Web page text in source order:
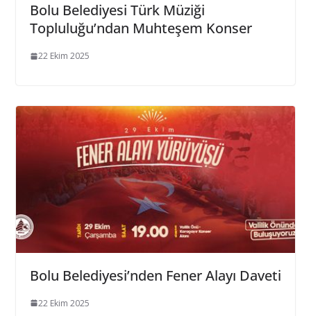
Bolu Belediyesi Türk Müziği
Topluluğu’ndan Muhteşem Konser
22 Ekim 2025
Bolu Belediyesi’nden Fener Alayı Daveti
22 Ekim 2025